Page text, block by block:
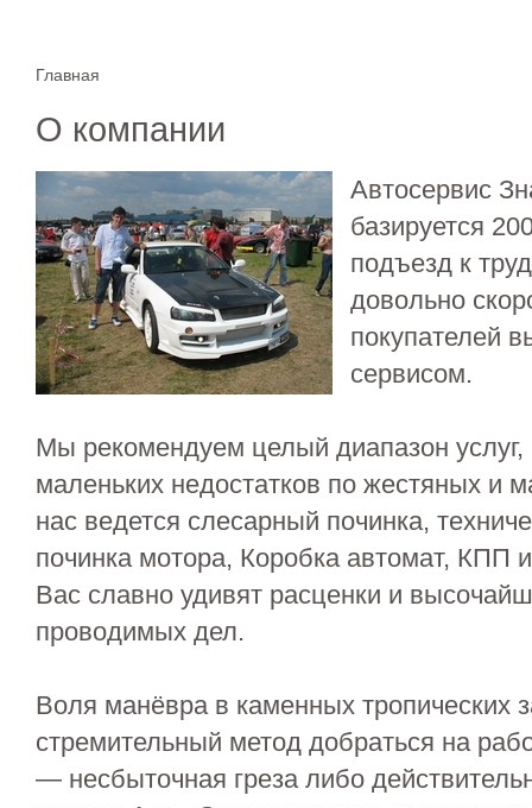
Главная
О компании
Автосервис
базируется
подъезд к
довольно
покупателей
сервисом.
Мы рекомендуем целый диапазон услуг,
маленьких недостатков по жестяных и
нас ведется слесарный починка,
починка мотора, Коробка автомат, КПП
Вас славно удивят расценки и
проводимых дел.
Воля манёвра в каменных тропических
стремительный метод добраться на
— несбыточная греза либо